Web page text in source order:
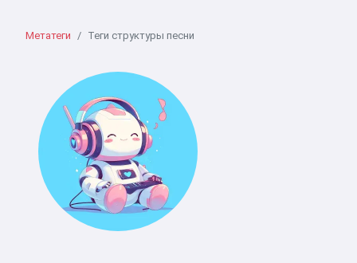
Метатеги Теги структуры песни